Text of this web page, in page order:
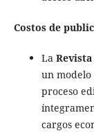
Costos de
La
un modelo
proceso
cargos